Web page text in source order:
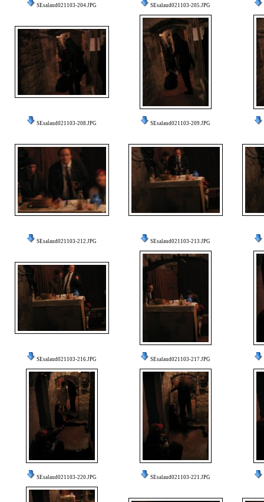
SEsalaud021103-204.JPG SEsalaud021103-205.JPG
SEsalaud021103-208.JPG SEsalaud021103-209.JPG
SEsalaud021103-212.JPG SEsalaud021103-213.JPG
SEsalaud021103-216.JPG SEsalaud021103-217.JPG
SEsalaud021103-220.JPG SEsalaud021103-221.JPG